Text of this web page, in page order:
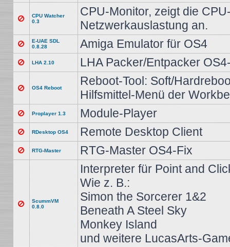
CPU Watcher
0.3
CPU-Monitor, zeigt die
Netzwerkauslastung an.
E-UAE SDL
0.8.28
Amiga Emulator für OS4
LHA 2.10 LHA Packer/Entpacker
OS4 Reboot
Reboot-Tool: Soft/
Hilfsmittel-Menü der
Proplayer 1.3 Module-Player
RDesktop OS4 Remote Desktop Client
RTG-Master RTG-Master OS4-Fix
ScummVM
0.8.0
Interpreter für Point and
Wie z. B.:
Simon the Sorcerer 1&2
Beneath A Steel Sky
Monkey Island
und weitere LucasArts-